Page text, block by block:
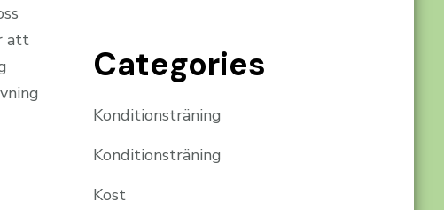
att
Categories
Konditionsträning
Konditionsträning
Kost